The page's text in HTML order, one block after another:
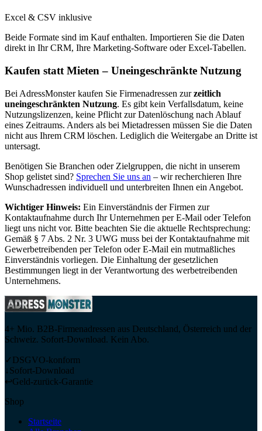
Excel & CSV inklusive
Beide Formate sind im Kauf enthalten. Importieren Sie die Daten
direkt in Ihr CRM, Ihre Marketing-Software oder Excel-Tabellen.
Kaufen statt Mieten – Uneingeschränkte Nutzung
Bei AdressMonster kaufen Sie Firmenadressen zur zeitlich
uneingeschränkten Nutzung. Es gibt kein Verfallsdatum, keine
Nutzungslizenzen, keine Pflicht zur Datenlöschung nach Ablauf
eines Zeitraums. Anders als bei Mietadressen müssen Sie die Daten
nicht aus Ihrem CRM löschen. Lediglich die Weitergabe an Dritte ist
untersagt.
Benötigen Sie Branchen oder Zielgruppen, die nicht in unserem
Shop gelistet sind? Sprechen Sie uns an – wir recherchieren Ihre
Wunschadressen individuell und unterbreiten Ihnen ein Angebot.
Wichtiger Hinweis: Ein Einverständnis der Firmen zur
Kontaktaufnahme durch Ihr Unternehmen per E-Mail oder Telefon
liegt uns nicht vor. Bitte beachten Sie die aktuelle Rechtsprechung:
Gemäß § 7 Abs. 2 Nr. 3 UWG muss bei der Kontaktaufnahme mit
Gewerbetreibenden per Telefon oder E-Mail ein mutmaßliches
Einverständnis vorliegen. Die Einhaltung der gesetzlichen
Bestimmungen liegt in der Verantwortung des werbetreibenden
Unternehmens.
4+ Mio. B2B-Firmenadressen aus Deutschland, Österreich und der
Schweiz. Sofort-Download. Kein Abo.
✓ DSGVO-konform
↓Sofort-Download
↩Geld-zurück-Garantie
Shop
Startseite